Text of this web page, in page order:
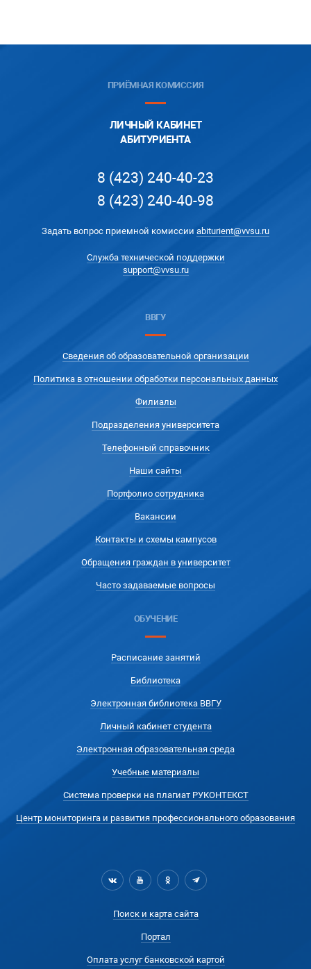
ПРИЁМНАЯ КОМИССИЯ
ЛИЧНЫЙ КАБИНЕТ
АБИТУРИЕНТА
8 (423) 240-40-23
8 (423) 240-40-98
Задать вопрос приемной комиссии abiturient@vvsu.ru
Служба технической поддержки
support@vvsu.ru
ВВГУ
Сведения об образовательной организации
Политика в отношении обработки персональных данных
Филиалы
Подразделения университета
Телефонный справочник
Наши сайты
Портфолио сотрудника
Вакансии
Контакты и схемы кампусов
Обращения граждан в университет
Часто задаваемые вопросы
ОБУЧЕНИЕ
Расписание занятий
Библиотека
Электронная библиотека ВВГУ
Личный кабинет студента
Электронная образовательная среда
Учебные материалы
Система проверки на плагиат РУКОНТЕКСТ
Центр мониторинга и развития профессионального образования
Поиск и карта сайта
Портал
Оплата услуг банковской картой